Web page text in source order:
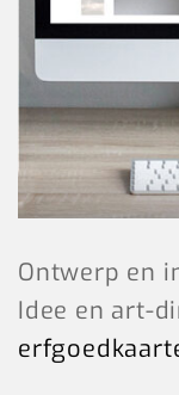
Ontwerp en
Idee en art-